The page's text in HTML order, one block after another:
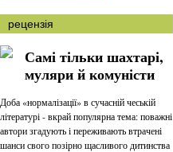
рецензія
Самі тільки шахтарі,
муляри й комуністи
Доба «нормалізації» в сучасній чеській
літературі - вкрай популярна тема: поважні
автори згадують і переживають втрачені
шанси свого позірно щасливого дитинства